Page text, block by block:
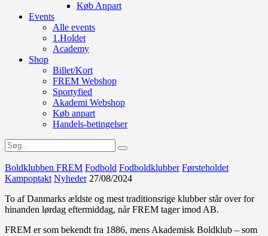
Køb Anpart
Events
Alle events
1.Holdet
Academy
Shop
Billet/Kort
FREM Webshop
Sportyfied
Akademi Webshop
Køb anpart
Handels-betingelser
Boldklubben FREM Fodbold Fodboldklubber Førsteholdet
Kampoptakt Nyheder 27/08/2024
To af Danmarks ældste og mest traditionsrige klubber står over for
hinanden lørdag eftermiddag, når FREM tager imod AB.
FREM er som bekendt fra 1886, mens Akademisk Boldklub – som